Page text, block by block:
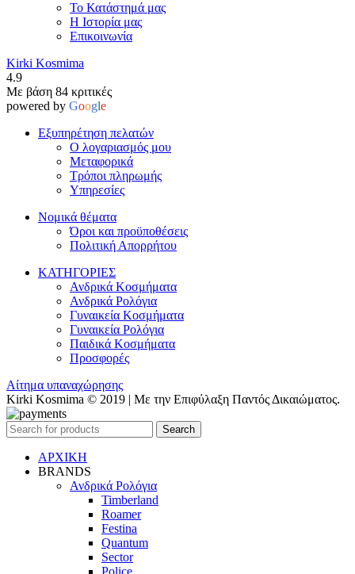
Το Κατάστημά μας
Η Ιστορία μας
Επικοινωνία
Kirki Kosmima
4.9
Με βάση 84 κριτικές
powered by Google
Εξυπηρέτηση πελατών
Ο λογαριασμός μου
Μεταφορικά
Τρόποι πληρωμής
Υπηρεσίες
Νομικά θέματα
Όροι και προϋποθέσεις
Πολιτική Απορρήτου
ΚΑΤΗΓΟΡΙΕΣ
Ανδρικά Κοσμήματα
Ανδρικά Ρολόγια
Γυναικεία Κοσμήματα
Γυναικεία Ρολόγια
Παιδικά Κοσμήματα
Προσφορές
Αίτημα υπαναχώρησης
Kirki Kosmima © 2019 | Με την Επιφύλαξη Παντός Δικαιώματος.
Search
ΑΡΧΙΚΗ
BRANDS
Ανδρικά Ρολόγια
Timberland
Roamer
Festina
Quantum
Sector
Police